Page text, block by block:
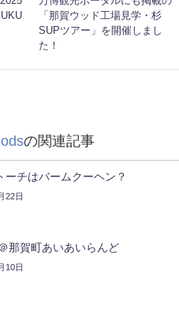
「那賀ウッド工場見学・杉
SUPツアー」を開催しまし
た！
の関連記事
ーチはバームクーヘン？
22日
那賀町あいあいらんど
10日